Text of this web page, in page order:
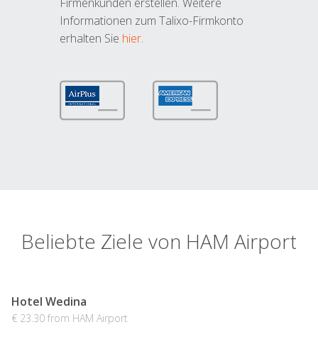
Informationen zum Talixo-Firmkonto
erhalten Sie hier.
Beliebte Ziele von HAM Airport
Hotel Wedina
€ 23.30 from HAM Airport